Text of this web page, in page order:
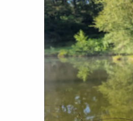
When it rains
With children
Between friends
Restaurants with a
view
Cycling holidays